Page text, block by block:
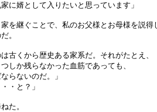
に婿として入りたいと思っています」
を継ぐことで、私のお父様とお母様を説得
。
古くから歴史ある家系だ。それがたとえ、
しか残らなかった血筋であっても、
らないのだ。」
・と？」
た。